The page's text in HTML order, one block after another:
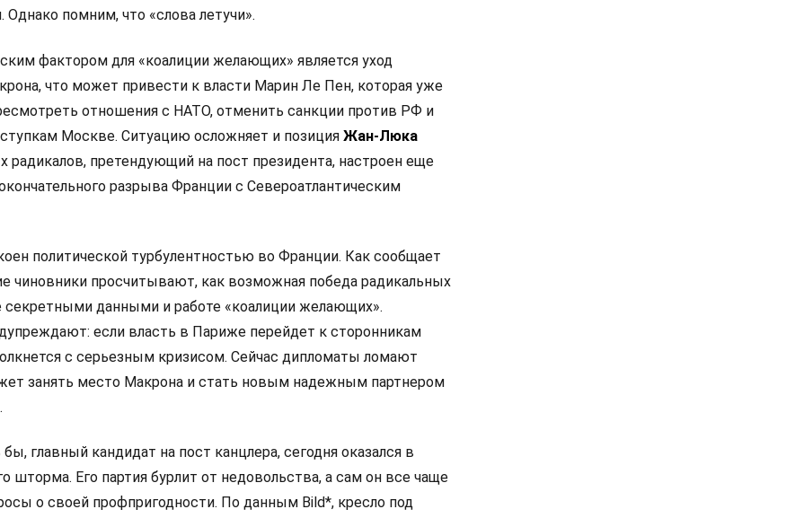
помним, что «слова летучи».
фактором для «коалиции желающих» является уход
что может привести к власти Марин Ле Пен, которая уже
отношения с НАТО, отменить санкции против РФ и
Москве. Ситуацию осложняет и позиция Жан-Люка
радикалов, претендующий на пост президента, настроен еще
разрыва Франции с Североатлантическим
политической турбулентностью во Франции. Как сообщает
чиновники просчитывают, как возможная победа радикальных
секретными данными и работе «коалиции желающих».
если власть в Париже перейдет к сторонникам
с серьезным кризисом. Сейчас дипломаты ломают
занять место Макрона и стать новым надежным партнером
главный кандидат на пост канцлера, сегодня оказался в
шторма. Его партия бурлит от недовольства, а сам он все чаще
о своей профпригодности. По данным Bild*, кресло под